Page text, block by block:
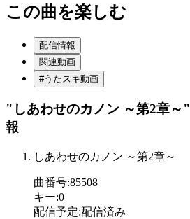
この曲を楽しむ
配信情報
関連動画
#うたスキ動画
"しあわせのカノン ～第2章～"
報
しあわせのカノン ～第2章～
曲番号:85508
キー:0
配信予定:配信済み